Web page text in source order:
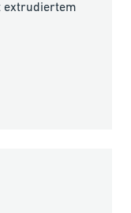
extrudiertem